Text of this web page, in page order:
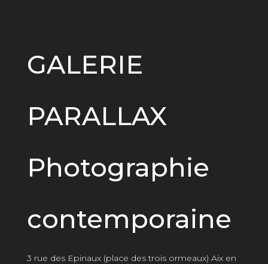
GALERIE
PARALLAX
Photographie
contemporaine
3 rue des Epinaux (place des trois ormeaux) Aix en